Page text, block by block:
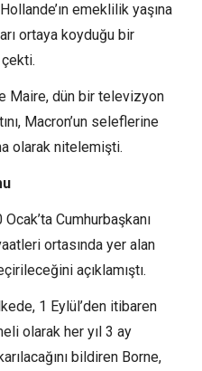
emeklilik yaşına
ortaya koyduğu bir
Maire, dün bir televizyon
Macron’un seleflerine
olarak nitelemişti.
Cumhurbaşkanı
ortasında yer alan
açıklamıştı.
1 Eylül’den itibaren
olarak her yıl 3 ay
bildiren Borne,